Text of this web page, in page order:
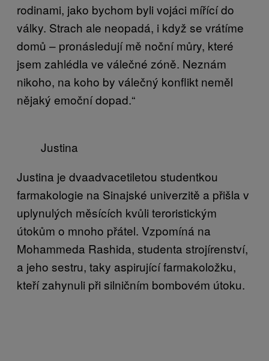
rodinami, jako bychom byli vojáci mířící do
války. Strach ale neopadá, i když se vrátíme
domů – pronásledují mě noční můry, které
jsem zahlédla ve válečné zóně. Neznám
nikoho, na koho by válečný konflikt neměl
nějaký emoční dopad.“
Justina
Justina je dvaadvacetiletou studentkou
farmakologie na Sinajské univerzitě a přišla v
uplynulých měsících kvůli teroristickým
útokům o mnoho přátel. Vzpomíná na
Mohammeda Rashida, studenta strojírenství,
a jeho sestru, taky aspirující farmakoložku,
kteří zahynuli při silničním bombovém útoku.